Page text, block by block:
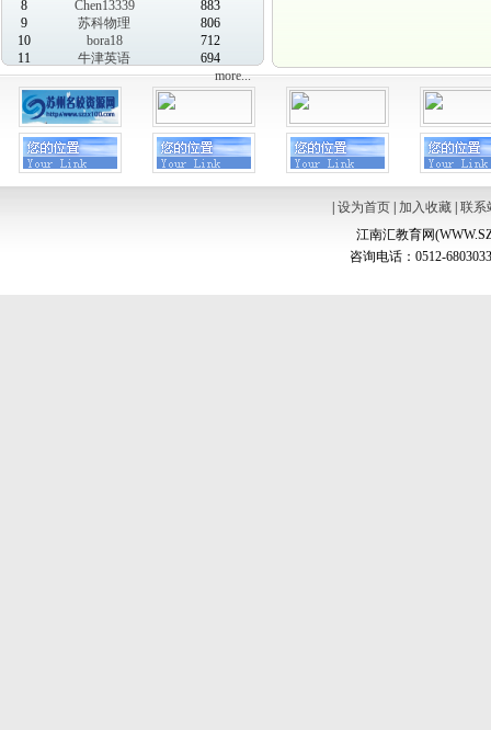
8
Chen13339
883
9
苏科物理
806
10
bora18
712
11
牛津英语
694
more...
设为首页| 加入收藏| 联系
江南汇教育网
咨询电话：0512-